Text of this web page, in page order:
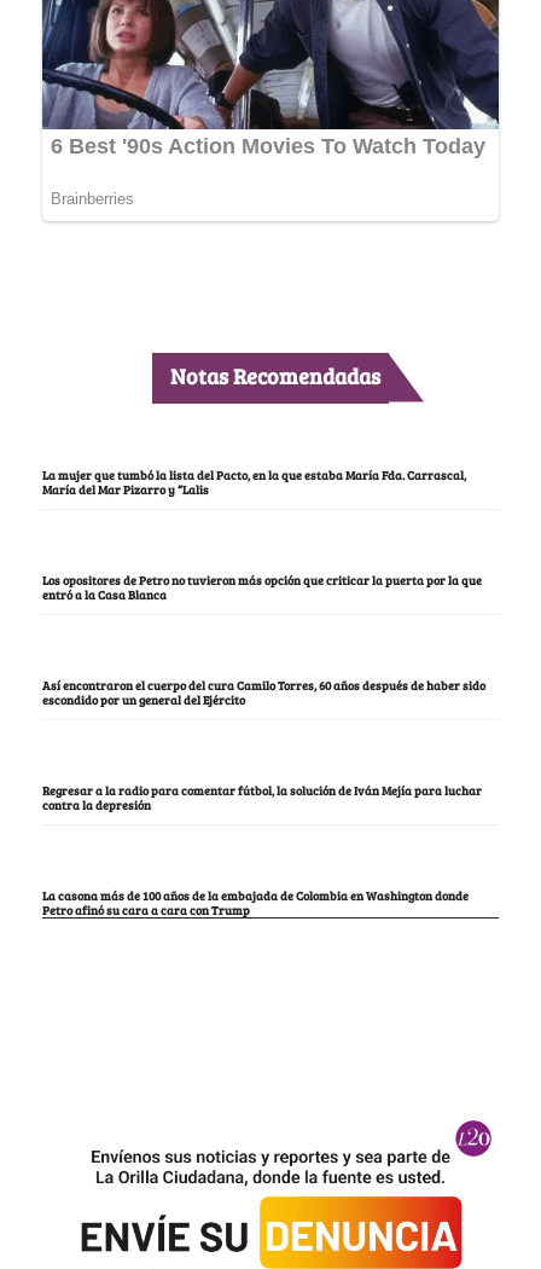
Notas Recomendadas
La mujer que tumbó la lista del Pacto, en la que estaba María Fda. Carrascal,
María del Mar Pizarro y “Lalis
Los opositores de Petro no tuvieron más opción que criticar la puerta por la que
entró a la Casa Blanca
Así encontraron el cuerpo del cura Camilo Torres, 60 años después de haber sido
escondido por un general del Ejército
Regresar a la radio para comentar fútbol, la solución de Iván Mejía para luchar
contra la depresión
La casona más de 100 años de la embajada de Colombia en Washington donde
Petro afinó su cara a cara con Trump